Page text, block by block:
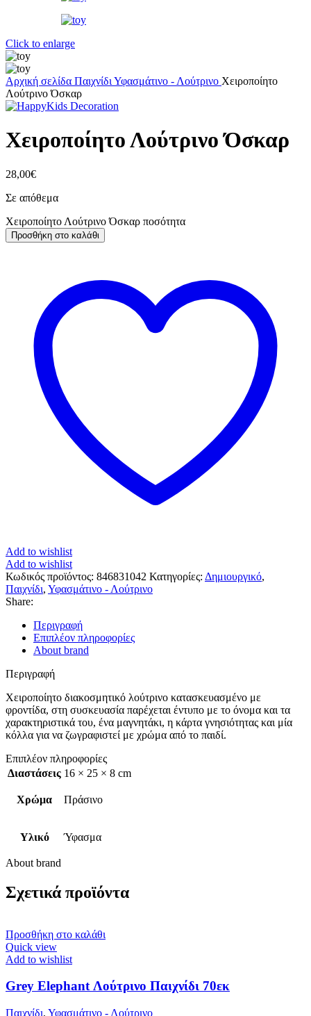
Click to enlarge
Αρχική σελίδα Παιχνίδι Υφασμάτινο - Λούτρινο Χειροποίητο
Λούτρινο Όσκαρ
Χειροποίητο Λούτρινο Όσκαρ
28,00€
Σε απόθεμα
Χειροποίητο Λούτρινο Όσκαρ ποσότητα
Προσθήκη στο καλάθι
Add to wishlist
Add to wishlist
Κωδικός προϊόντος: 846831042 Κατηγορίες: Δημιουργικό,
Παιχνίδι, Υφασμάτινο - Λούτρινο
Share:
Περιγραφή
Επιπλέον πληροφορίες
About brand
Περιγραφή
Χειροποίητο διακοσμητικό λούτρινο κατασκευασμένο με
φροντίδα, στη συσκευασία παρέχεται έντυπο με το όνομα και τα
χαρακτηριστικά του, ένα μαγνητάκι, η κάρτα γνησιότητας και μία
κόλλα για να ζωγραφιστεί με χρώμα από το παιδί.
Επιπλέον πληροφορίες
Διαστάσεις 16 × 25 × 8 cm
Χρώμα Πράσινο
Υλικό Ύφασμα
About brand
Σχετικά προϊόντα
Προσθήκη στο καλάθι
Quick view
Add to wishlist
Grey Elephant Λούτρινο Παιχνίδι 70εκ
Παιχνίδι, Υφασμάτινο - Λούτρινο